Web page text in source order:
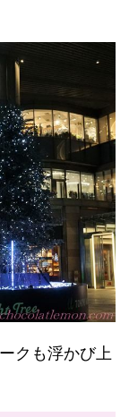
クも浮かび上